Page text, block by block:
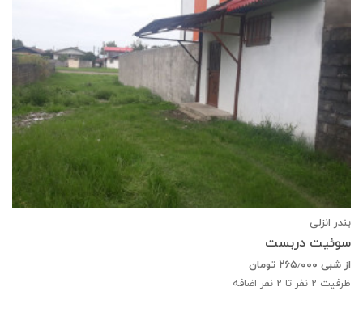
بندر انزلی
سوئیت دربست
از شبی ۲۶۵٫۰۰۰ تومان
ظرفیت 2 نفر تا 2 نفر اضافه